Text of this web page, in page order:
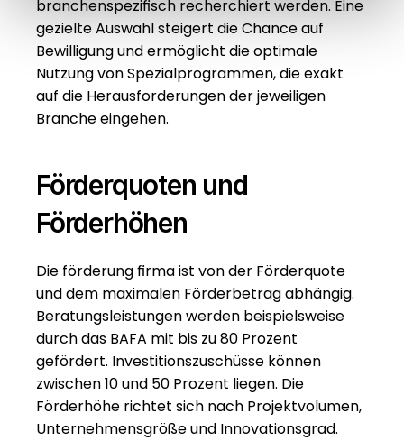
branchenspezifisch recherchiert werden. Eine
gezielte Auswahl steigert die Chance auf
Bewilligung und ermöglicht die optimale
Nutzung von Spezialprogrammen, die exakt
auf die Herausforderungen der jeweiligen
Branche eingehen.
Förderquoten und
Förderhöhen
Die förderung firma ist von der Förderquote
und dem maximalen Förderbetrag abhängig.
Beratungsleistungen werden beispielsweise
durch das BAFA mit bis zu 80 Prozent
gefördert. Investitionszuschüsse können
zwischen 10 und 50 Prozent liegen. Die
Förderhöhe richtet sich nach Projektvolumen,
Unternehmensgröße und Innovationsgrad.